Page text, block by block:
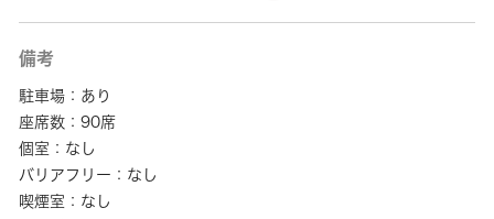
備考
駐車場：あり
座席数：90席
個室：なし
バリアフリー：なし
喫煙室：なし